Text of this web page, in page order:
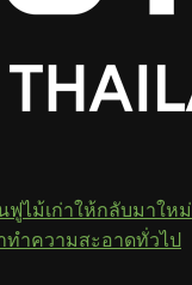
ฟูไม้เก่าให้กลับมาใหม่
ทำความสะอาดทั่วไป